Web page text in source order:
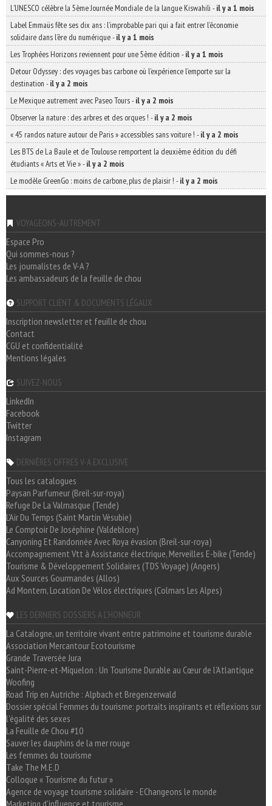
L’UNESCO célèbre la 5ème Journée Mondiale de la langue Kiswahili -il y a 1 mois
Label Emmaüs fête ses dix ans : l’improbable pari qui a fait entrer l’économie
solidaire dans l’ère du numérique-il y a 1 mois
Les Trophées Horizons reviennent pour une 5ème édition -il y a 1 mois
Detour Odyssey : des voyages bas carbone où l’expérience l’emporte sur la
destination -il y a 2 mois
Le Mexique autrement avec Paseo Tours-il y a 2 mois
Observer la nature : des arbres et des orques ! -il y a 2 mois
« 45 randos nature autour de Paris » accessibles sans voiture ! -il y a 2 mois
Les BTS de La Baule et de Toulouse remportent la deuxième édition du défi
étudiants « Arts et Vie »-il y a 2 mois
Le modèle GreenGo : moins de carbone, plus de plaisir ! -il y a 2 mois
VOYAGEONS-AUTREMENT
Espace Pro
Qui sommes-nous ?
Les journalistes de V-A ?
Les ambassadeurs de la feuille de chou
SUPPORT CLIENT & DOCUMENTS LÉGAUX
Inscription newsletter et feuille de chou
Contact
CGU et confidentialité
Mentions légales
SUIVEZ-NOUS
LinkedIn
Facebook
Twitter
Instagram
DERNIÈRES OFFRES V-A EXCLUSIVE
Tous les catalogues
Paysan Parfumeur (Breil-sur-roya)
Refuge De La Valmasque (Tende)
L'Air Du Temps (Saint Martin Vésubie)
Le Comptoir De Joséphine (Valdeblore)
Canyoning Et Randonnée Avec Roya évasion (Breil-sur-roya)
Accompagnement Vtt à Assistance électrique, Merveilles E-bike (Tende)
Tourisme & Développement Solidaires (TDS Voyage) (Angers)
Aux Sources Gourmandes (Allos)
Ad Montem, Location De Vélos électriques (Colmars Les Alpes)
LES DERNIERS DOSSIERS A L'HONNEUR
La Catalogne, un territoire vivant entre patrimoine et tourisme durable
Association Mercantour Ecotourisme
Grande Traversée Jura
Saint-Pierre-et-Miquelon : Un Tourisme Durable au Cœur de l'Atlantique
Woofing
Road Trip en Autriche : Alpbach et Bregenzerwald
Dossier spécial Femmes du tourisme: portraits inspirants et réflexions sur
l'égalité des sexes
La Feuille de Chou #10
Sauver les dauphins de la mer rouge
Les femmes du tourisme
Take The M.E.D
Colloque « Tourisme du futur »
Agence de voyage tourisme solidaire - EChangeons le monde
Marketing d'influence et tourisme